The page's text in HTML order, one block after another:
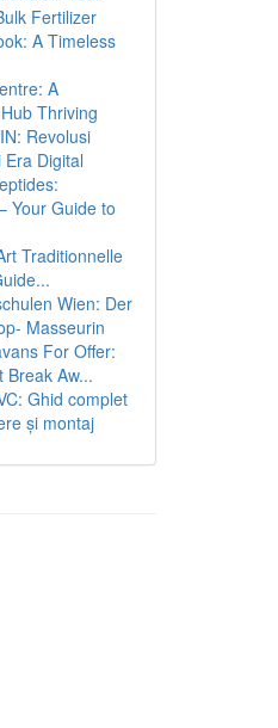
Fertilizer
A Timeless
A
Thriving
Revolusi
Digital
Your Guide to
Traditionnelle
Wien: Der
Masseurin
For Offer:
Break Aw...
Ghid complet
și montaj